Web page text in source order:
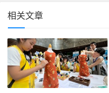
相关文章